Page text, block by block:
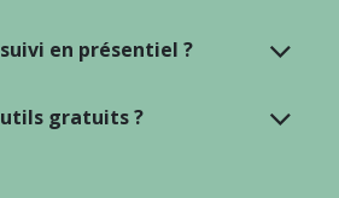
en présentiel ?
gratuits ?